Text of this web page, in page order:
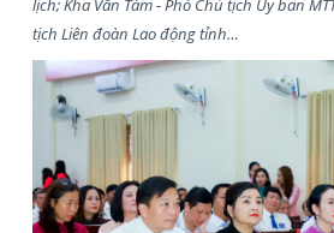
lịch; Kha Văn Tám - Phó Chủ tịch Ủy ban
tịch Liên đoàn Lao động tỉnh…